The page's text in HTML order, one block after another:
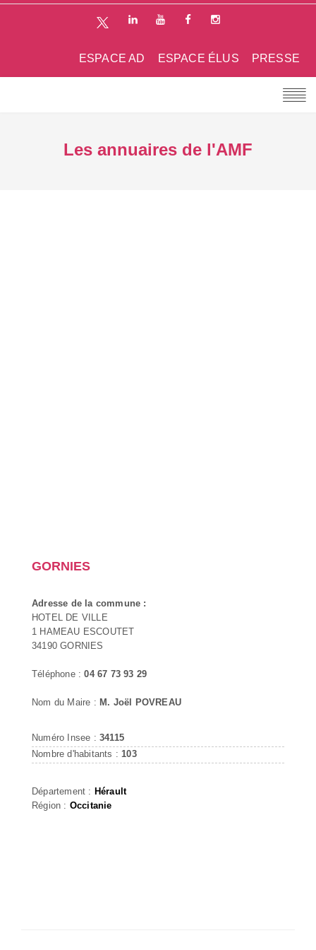
PRESSE
ESPACE ÉLUS
ESPACE AD
Les annuaires de l'AMF
GORNIES
Adresse de la commune :
HOTEL DE VILLE
1 HAMEAU ESCOUTET
34190 GORNIES
Téléphone :04 67 73 93 29
Nom du Maire : M. Joël POVREAU
Numéro Insee : 34115
Nombre d'habitants : 103
Département : Hérault
Région : Occitanie